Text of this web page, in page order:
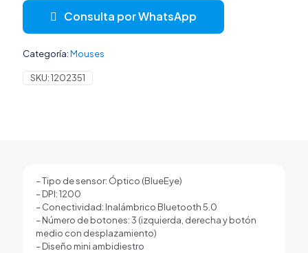
9000BT
INALÁMBRICO
1200
DPI
31030009407
Consulta por WhatsApp
Categoría:Mouses
SKU:1202351
– Tipo de sensor: Óptico (BlueEye)
– DPI: 1200
– Conectividad: Inalámbrico Bluetooth 5.0
– Número de botones: 3 (izquierda, derecha y botón
medio con desplazamiento)
– Diseño mini ambidiestro